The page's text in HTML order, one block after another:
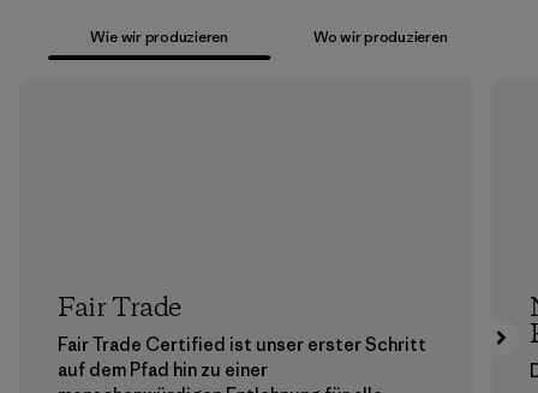
Wie wir produzieren Wo wir produzieren
Fair Trade
Fair Trade Certified ist unser erster Schritt
auf dem Pfad hin zu einer